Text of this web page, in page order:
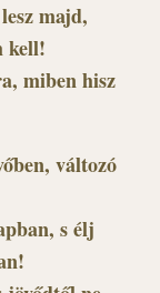
majd,
kell!
miben hisz
változó
s élj